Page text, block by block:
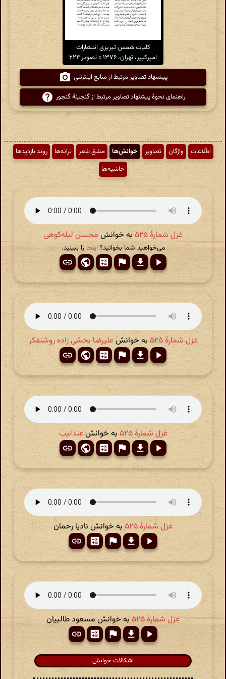
کلیات شمس تبریزی انتشارات
امیرکبیر، تهران، ۱۳۷۶ » تصویر ۲۲۴
پیشنهاد تصاویر مرتبط از منابع اینترنتی
راهنمای نحوهٔ پیشنهاد تصاویر مرتبط از گنجینهٔ گنجور
اطّلاعات واژگان تصاویر خوانش‌ها مشق شعر ترانه‌ها
روند بازدیدها
حاشیه‌ها
غزل شمارهٔ ۵۲۵ به خوانش محسن لیله‌کوهی
می‌خواهید شما بخوانید؟اینجا را ببینید.
غزل شمارهٔ ۵۲۵ به خوانشعلیرضا بخشی زاده روشنفکر
غزل شمارهٔ ۵۲۵ به خوانشعندلیب
غزل شمارهٔ ۵۲۵ به خوانش نادیا رحمان
غزل شمارهٔ ۵۲۵ به خوانش مسعود طالبیان
اشکالات خوانش